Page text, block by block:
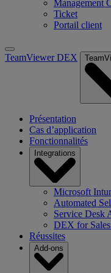
Management
Ticket
Portail client
TeamViewer DEX
Présentation
Cas d’application
Fonctionnalités
Integrations
Microsoft
Automated
Service Desk
DEX for
Réussites
Add-ons